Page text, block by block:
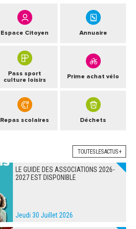
Espace Citoyen Annuaire
Pass sport
culture loisirs
Prime achat vélo
Repas scolaires Déchets
TOUTES LES ACTUS +
LE GUIDE DES ASSOCIATIONS 2026-
2027 EST DISPONIBLE
Jeudi 30 Juillet 2026